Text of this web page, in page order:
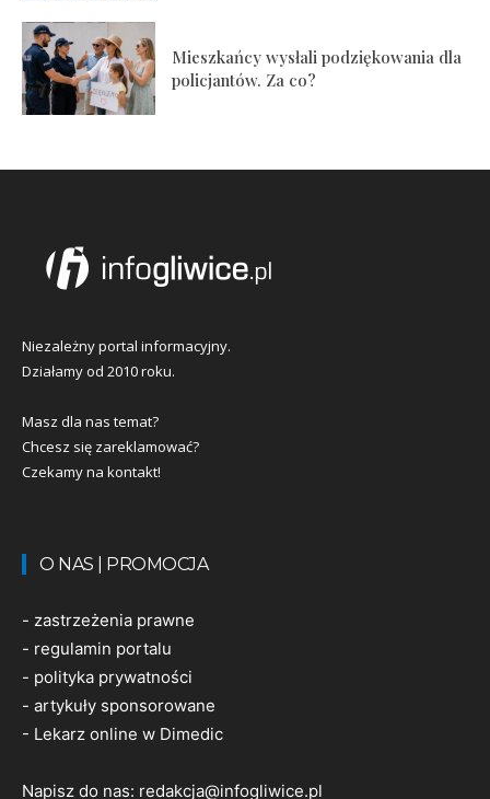
Mieszkańcy wysłali podziękowania dla
policjantów. Za co?
Niezależny portal informacyjny.
Działamy od 2010 roku.
Masz dla nas temat?
Chcesz się zareklamować?
Czekamy na kontakt!
O NAS | PROMOCJA
- zastrzeżenia prawne
- regulamin portalu
- polityka prywatności
- artykuły sponsorowane
- Lekarz online w Dimedic
Napisz do nas: redakcja@infogliwice.pl